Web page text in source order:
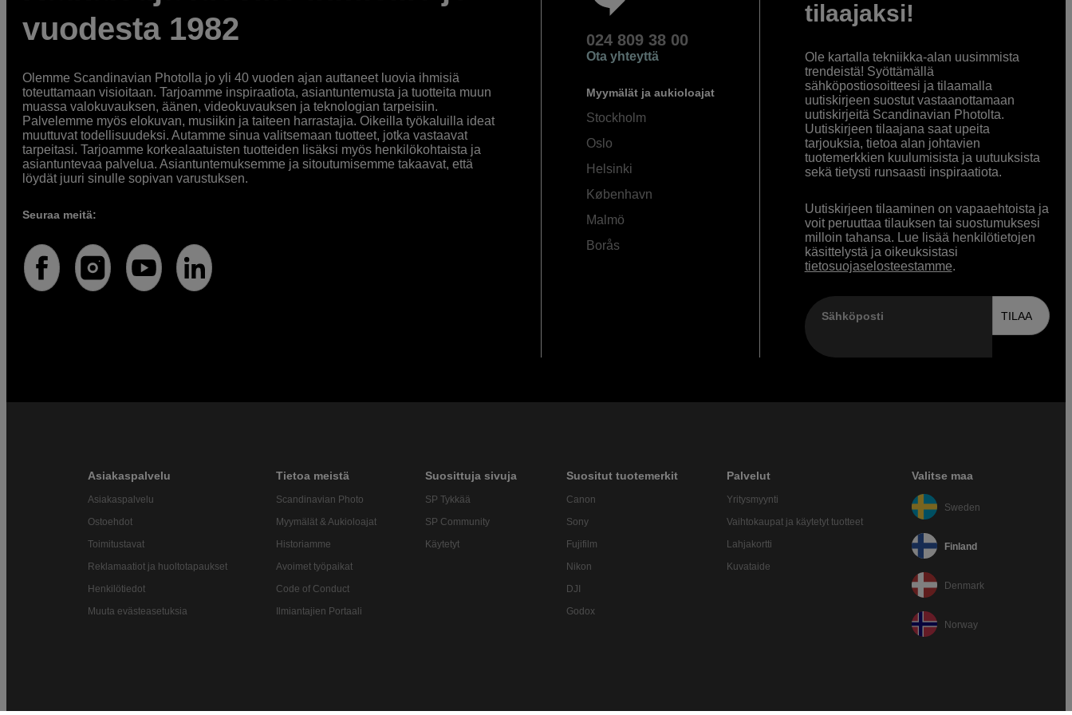
vuodesta 1982
Olemme Scandinavian Photolla jo yli 40 vuoden ajan auttaneet luovia ihmisiä
toteuttamaan visioitaan. Tarjoamme inspiraatiota, asiantuntemusta ja tuotteita muun
muassa valokuvauksen, äänen, videokuvauksen ja teknologian tarpeisiin.
Palvelemme myös elokuvan, musiikin ja taiteen harrastajia. Oikeilla työkaluilla ideat
muuttuvat todellisuudeksi. Autamme sinua valitsemaan tuotteet, jotka vastaavat
tarpeitasi. Tarjoamme korkealaatuisten tuotteiden lisäksi myös henkilökohtaista ja
asiantuntevaa palvelua. Asiantuntemuksemme ja sitoutumisemme takaavat, että
löydät juuri sinulle sopivan varustuksen.
Seuraa meitä:
024 809 38 00
Ota yhteyttä
Myymälät ja aukioloajat
Stockholm
Oslo
Helsinki
København
Malmö
Borås
tilaajaksi!
Ole kartalla tekniikka-alan uusimmista
trendeistä! Syöttämällä
sähköpostiosoitteesi ja tilaamalla
uutiskirjeen suostut vastaanottamaan
uutiskirjeitä Scandinavian Photolta.
Uutiskirjeen tilaajana saat upeita
tarjouksia, tietoa alan johtavien
tuotemerkkien kuulumisista ja uutuuksista
sekä tietysti runsaasti inspiraatiota.
Uutiskirjeen tilaaminen on vapaaehtoista ja
voit peruuttaa tilauksen tai suostumuksesi
milloin tahansa. Lue lisää henkilötietojen
käsittelystä ja oikeuksistasi
tietosuojaselosteestamme.
Sähköposti TILAA
Asiakaspalvelu
Asiakaspalvelu
Ostoehdot
Toimitustavat
Reklamaatiot ja huoltotapaukset
Henkilötiedot
Muuta evästeasetuksia
Tietoa meistä
Scandinavian Photo
Myymälät & Aukioloajat
Historiamme
Avoimet työpaikat
Code of Conduct
Ilmiantajien Portaali
Suosittuja sivuja
SP Tykkää
SP Community
Käytetyt
Suositut tuotemerkit
Canon
Sony
Fujifilm
Nikon
DJI
Godox
Palvelut
Yritysmyynti
Vaihtokaupat ja käytetyt tuotteet
Lahjakortti
Kuvataide
Valitse maa
Sweden
Finland
Denmark
Norway